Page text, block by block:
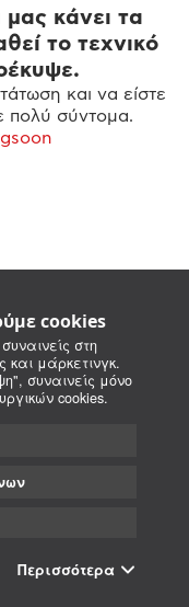
cookies
στη
και μάρκετινγκ.
συναινείς μόνο
cookies.
Περισσότερα
κάνει τα
το τεχνικό
και να είστε
πολύ σύντομα.